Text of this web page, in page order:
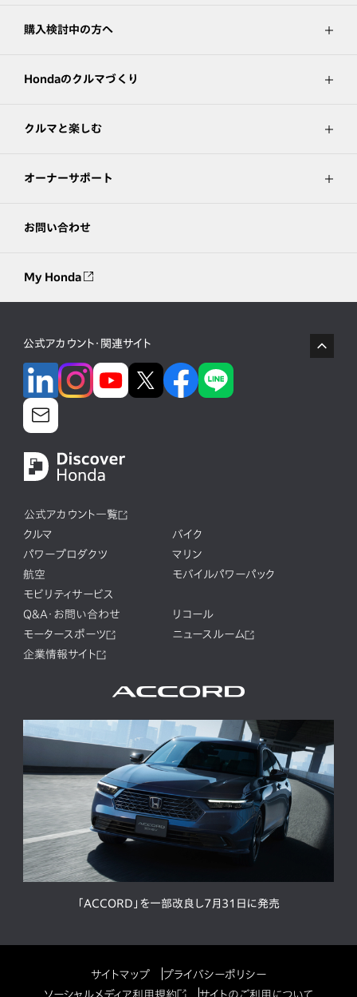
購入検討中の方へ
Hondaのクルマづくり
クルマと楽しむ
オーナーサポート
お問い合わせ
My Honda
公式アカウント・関連サイト
公式アカウント一覧
クルマ
バイク
パワープロダクツ
マリン
航空
モバイルパワーパック
モビリティサービス
Q&A・お問い合わせ
リコール
モータースポーツ
ニュースルーム
企業情報サイト
「ACCORD」を一部改良し7月31日に発売
サイトマップ
プライバシーポリシー
ソーシャルメディア利用規約
サイトのご利用について